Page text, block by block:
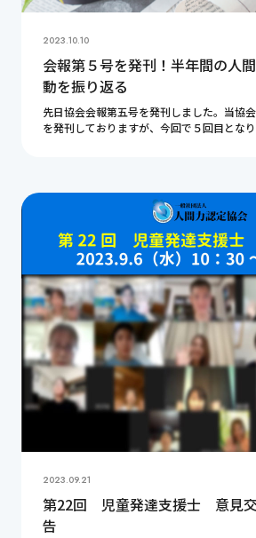
2023.10.10
会報第５号を発刊！半年間の人
動を振り返る
先日協会会報第五号を発刊しました。当協
を発刊しておりますが、今回で５回目とな
2023.09.21
第22回 児童発達支援士 意見
告